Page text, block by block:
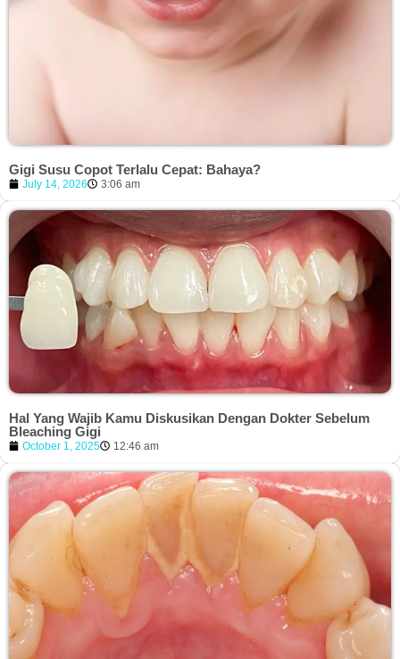
Gigi Susu Copot Terlalu Cepat: Bahaya?
July 14, 2026 3:06 am
Hal Yang Wajib Kamu Diskusikan Dengan Dokter Sebelum
Bleaching Gigi
October 1, 2025 12:46 am